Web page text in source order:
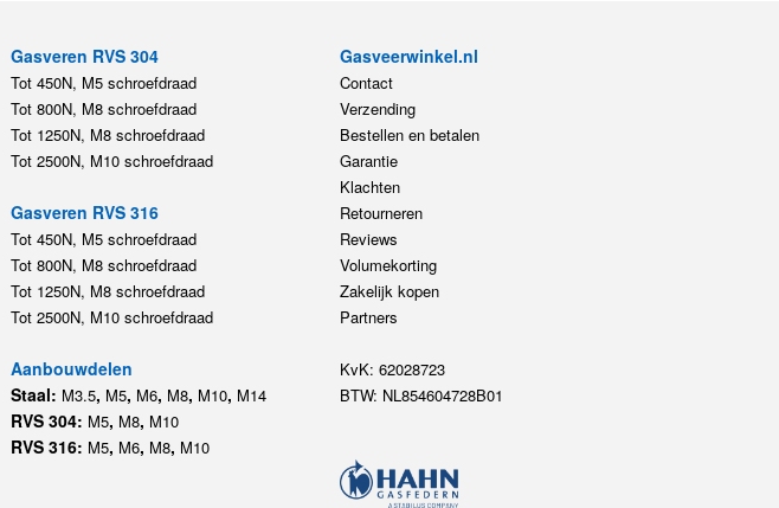
Gasveren RVS 316
Tot 450N, M5 schroefdraad
Tot 800N, M8 schroefdraad
Tot 1250N, M8 schroefdraad
Aanbouwdelen
Staal:M3.5, M5,M6,M8,
RVS 304: M5,M8,M10
RVS 316: M5, M6,M8,M10
Klachten
Retourneren
Reviews
Volumekorting
Zakelijk kopen
Partners
KvK: 62028723
BTW: NL854604728B01